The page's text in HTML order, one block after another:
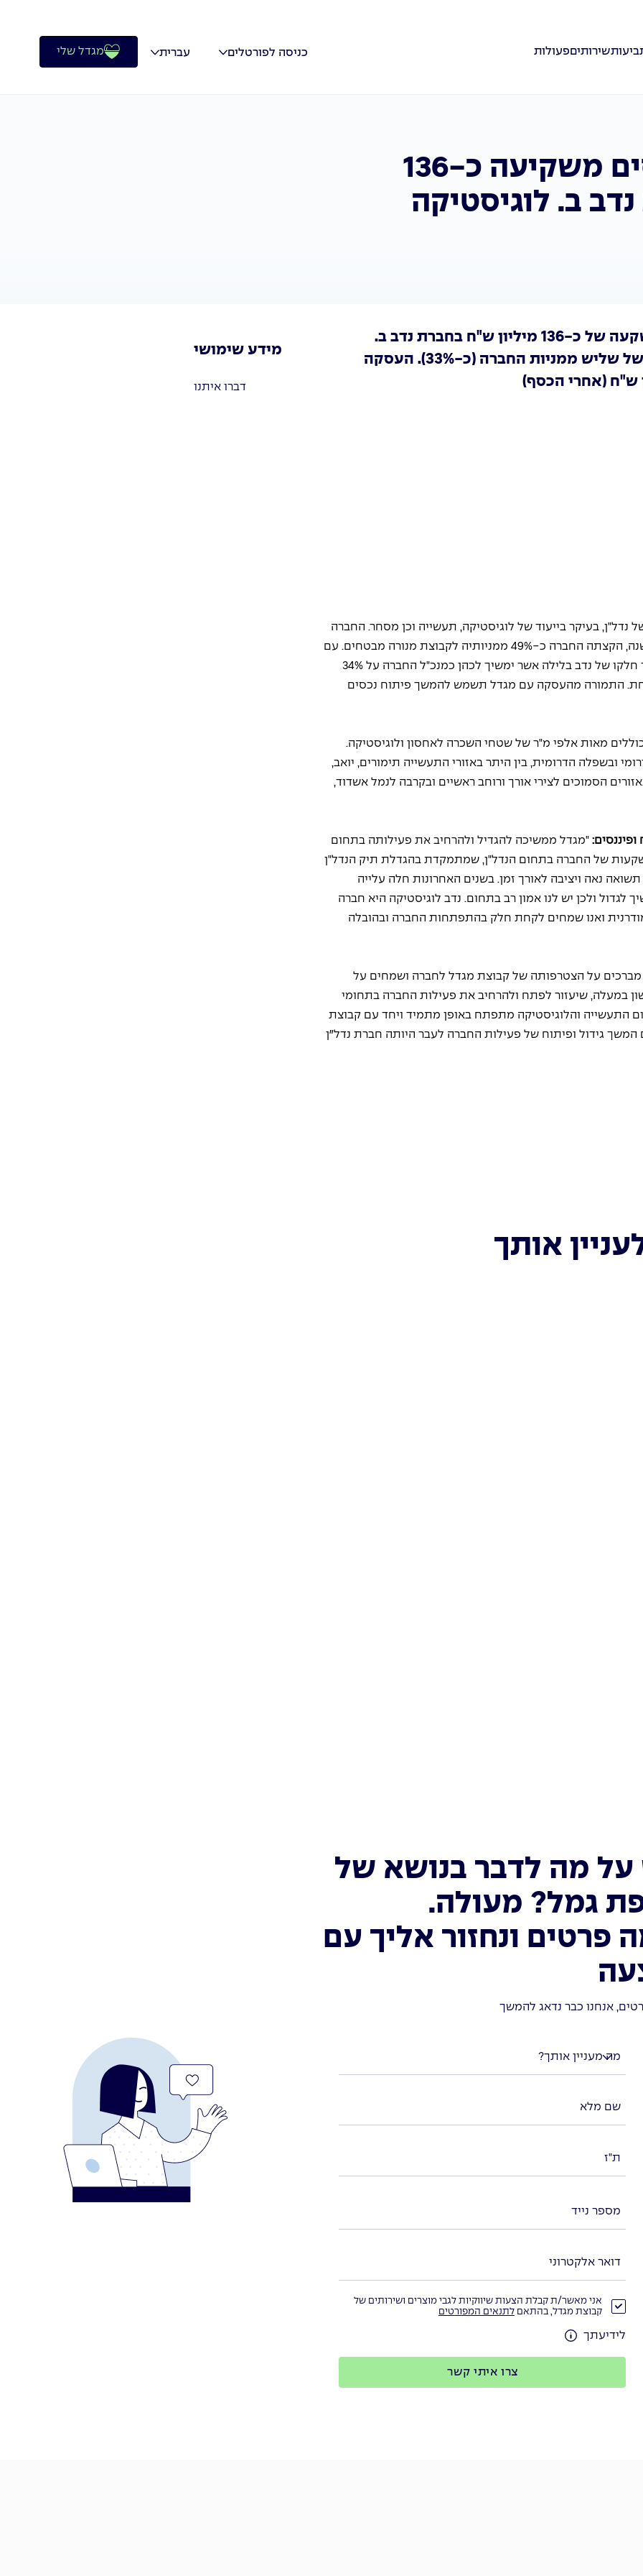
שירותיםפעולות כניסה לפורטלים עברית מגדל שלי
מגדל ביטוח ופיננסים משקיעה כ-136
ב. לוגיסטיקה
מגדל ביטוח ופיננסים מודיעה על השקעה של כ-136 מיליון ש"ח בחברת נדב ב.
לוגיסטיקה בע"מ בתמורה להקצאה של שליש ממניות החברה (כ-33%). העסקה
נדל"ן, בעיקר בייעוד של לוגיסטיקה, תעשייה וכן מסחר. החברה
הוקמה על-ידי איש העסקים נדב בלילה, ולפני כשנה, הקצתה החברה כ-49% ממניותיה לקבוצת מנורה מבטחים. עם
ב-33% מהחברה, כל אחת. התמורה מהעסקה עם מגדל תשמש להמשך פיתוח נכסים
מאות אלפי מ"ר של שטחי השכרה לאחסון ולוגיסטיקה.
ובשפלה הדרומית, בין היתר באזורי התעשייה תימורים, יואב,
הסמוכים לצירי אורך ורוחב ראשיים ובקרבה לנמל אשדוד,
"מגדל ממשיכה להגדיל ולהרחיב את פעילותה בתחום
של החברה בתחום הנדל"ן, שמתמקדת בהגדלת תיק הנדל"ן
נאה ויציבה לאורך זמן. בשנים האחרונות חלה עלייה
לגדול ולכן יש לנו אמון רב בתחום. נדב לוגיסטיקה היא חברה
ואנו שמחים לקחת חלק בהתפתחות החברה ובהובלה
מברכים על הצטרפותה של קבוצת מגדל לחברה ושמחים על
במעלה, שיעזור לפתח ולהרחיב את פעילות החברה בתחומי
התעשייה והלוגיסטיקה מתפתח באופן מתמיד ויחד עם קבוצת
המשך גידול ופיתוח של פעילות החברה לעבר היותה חברת נדל״ן
מידע שימושי
דברו איתנו
אותך
על מה לדבר בנושא של
גמל? מעולה.
פרטים ונחזור אליך עם
אנחנו כבר נדאג להמשך
אני מאשר/ת קבלת הצעות שיווקיות לגבי מוצרים ושירותים של
קבוצת מגדל, בהתאםלתנאים המפורטים
לידיעתך
צרו איתי קשר